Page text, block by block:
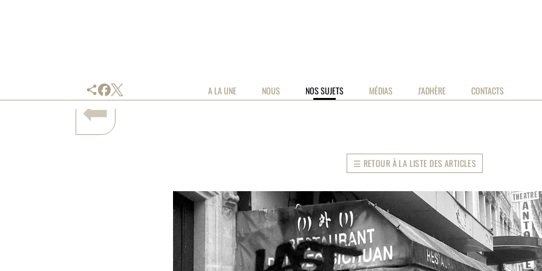
A LA UNE NOUS NOS SUJETS MÉDIAS J'ADHÈRE CONTACTS
share
⬅
☰ RETOUR À LA LISTE DES ARTICLES